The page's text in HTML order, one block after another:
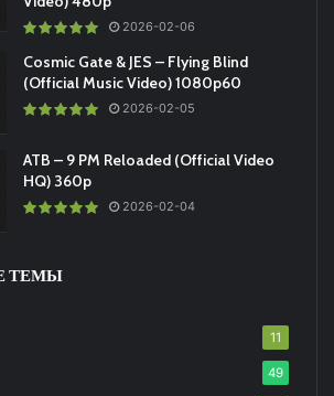
2026-02-06
Cosmic Gate & JES – Flying Blind
(Official Music Video) 1080p60
2026-02-05
ATB – 9 PM Reloaded (Official Video
HQ) 360p
2026-02-04
ТЕМЫ
11
49